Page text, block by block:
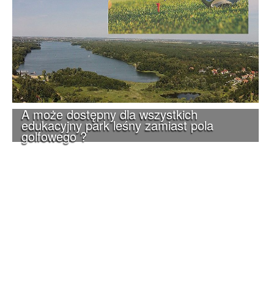
A może dostępny dla wszystkich
edukacyjny park leśny zamiast pola
golfowego ?